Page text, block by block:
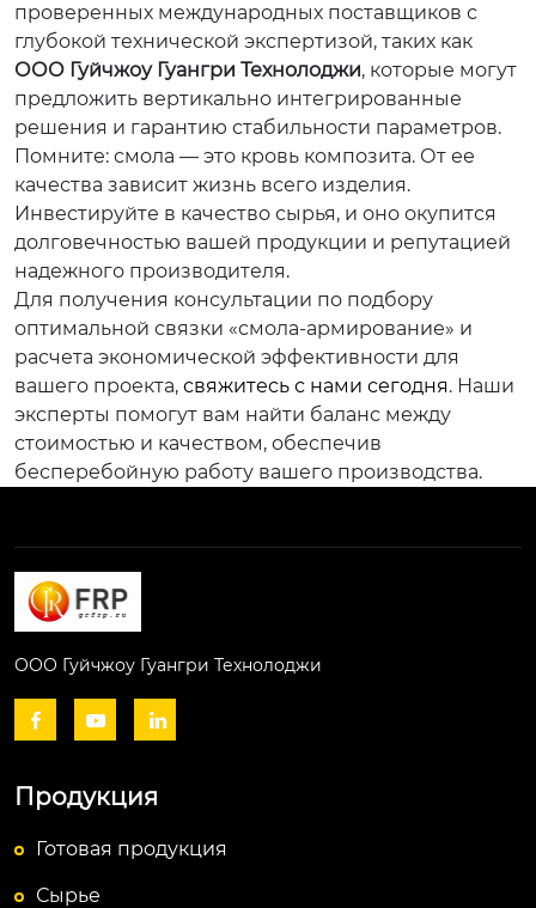
проверенных международных поставщиков с
глубокой технической экспертизой, таких как
ООО Гуйчжоу Гуангри Технолоджи, которые могут
предложить вертикально интегрированные
решения и гарантию стабильности параметров.
Помните: смола — это кровь композита. От ее
качества зависит жизнь всего изделия.
Инвестируйте в качество сырья, и оно окупится
долговечностью вашей продукции и репутацией
надежного производителя.
Для получения консультации по подбору
оптимальной связки «смола-армирование» и
расчета экономической эффективности для
вашего проекта, свяжитесь с нами сегодня. Наши
эксперты помогут вам найти баланс между
стоимостью и качеством, обеспечив
бесперебойную работу вашего производства.
ООО Гуйчжоу Гуангри Технолоджи
  
Продукция
Готовая продукция
Сырье